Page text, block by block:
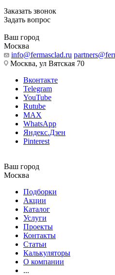
Заказать звонок
Задать вопрос
Ваш город
Москва
info@fermasclad.ru
Москва, ул Вятская 70
Вконтакте
Telegram
YouTube
Rutube
MAX
WhatsApp
Яндекс.Дзен
Pinterest
Ваш город
Москва
Подборки
Акции
Каталог
Услуги
Проекты
Контакты
Статьи
Калькуляторы
О компании
...